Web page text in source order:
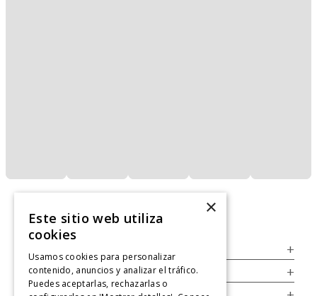
+
Legal +
×
Este sitio web utiliza
cookies
Usamos cookies para personalizar
contenido, anuncios y analizar el tráfico.
Puedes aceptarlas, rechazarlas o